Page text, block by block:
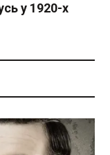
у 1920-х